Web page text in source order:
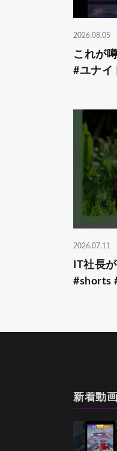
2026.08.05
これが
#ユナイ
2026.07.11
IT社長
#shorts
新着動画